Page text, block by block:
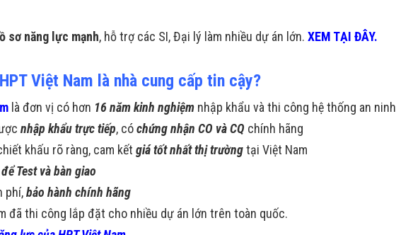
sơ năng lực mạnh, hỗ trợ các SI, Đại lý làm nhiều dự án lớn. XEM TẠI ĐÂY.
Việt Nam là nhà cung cấp tin cậy?
là đơn vị có hơn 16 năm kinh nghiệm nhập khẩu và thi công hệ thống an ninh
nhập khẩu trực tiếp, cóchứng nhận CO và CQ chính hãng
khấu rõ ràng, cam kết giá tốt nhất thị trườngtại Việt Nam
Test và bàn giao
phí,bảo hành chính hãng
đã thi công lắp đặt cho nhiều dự án lớn trên toàn quốc.